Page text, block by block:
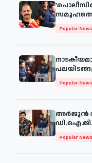
Popular News
Popular News
അർജുൻ
Popular News